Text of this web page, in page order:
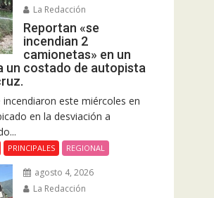
La Redacción
Reportan «se
incendian 2
camionetas» en un
un costado de autopista
este miércoles en
en la desviación a
PRINCIPALES REGIONAL
agosto 4, 2026
La Redacción